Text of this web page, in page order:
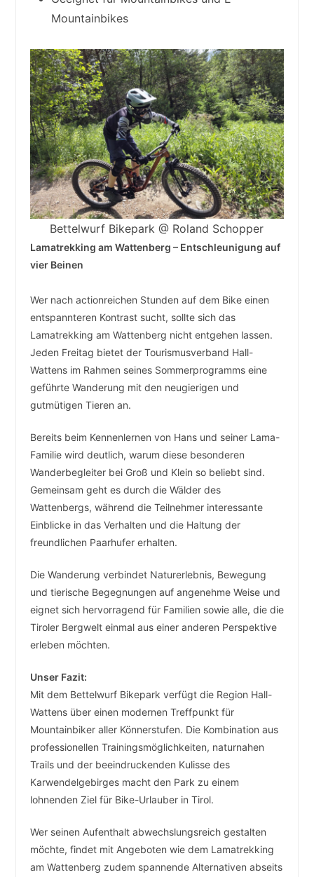
Mountainbikes
Bettelwurf Bikepark @ Roland Schopper
Lamatrekking am Wattenberg – Entschleunigung auf
vier Beinen
Wer nach actionreichen Stunden auf dem Bike einen
entspannteren Kontrast sucht, sollte sich das
Lamatrekking am Wattenberg nicht entgehen lassen.
Jeden Freitag bietet der Tourismusverband Hall-
Wattens im Rahmen seines Sommerprogramms eine
geführte Wanderung mit den neugierigen und
gutmütigen Tieren an.
Bereits beim Kennenlernen von Hans und seiner Lama-
Familie wird deutlich, warum diese besonderen
Wanderbegleiter bei Groß und Klein so beliebt sind.
Gemeinsam geht es durch die Wälder des
Wattenbergs, während die Teilnehmer interessante
Einblicke in das Verhalten und die Haltung der
freundlichen Paarhufer erhalten.
Die Wanderung verbindet Naturerlebnis, Bewegung
und tierische Begegnungen auf angenehme Weise und
eignet sich hervorragend für Familien sowie alle, die die
Tiroler Bergwelt einmal aus einer anderen Perspektive
erleben möchten.
Unser Fazit:
Mit dem Bettelwurf Bikepark verfügt die Region Hall-
Wattens über einen modernen Treffpunkt für
Mountainbiker aller Könnerstufen. Die Kombination aus
professionellen Trainingsmöglichkeiten, naturnahen
Trails und der beeindruckenden Kulisse des
Karwendelgebirges macht den Park zu einem
lohnenden Ziel für Bike-Urlauber in Tirol.
Wer seinen Aufenthalt abwechslungsreich gestalten
möchte, findet mit Angeboten wie dem Lamatrekking
am Wattenberg zudem spannende Alternativen abseits